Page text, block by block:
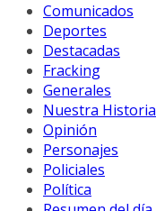
Comunicados
Deportes
Destacadas
Fracking
Generales
Nuestra Historia
Opinión
Personajes
Policiales
Política